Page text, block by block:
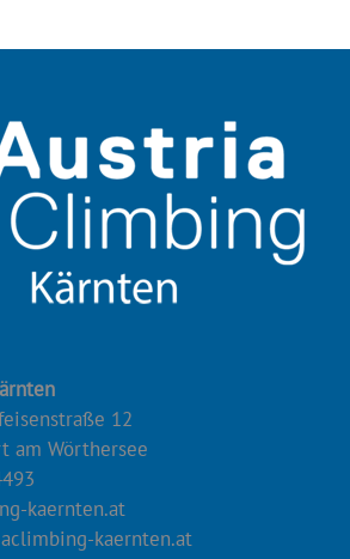
12
am Wörthersee
kaernten.at
kaernten.at